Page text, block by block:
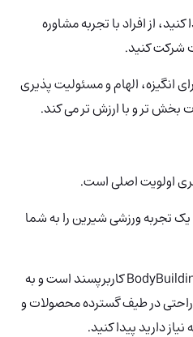
از افراد با تجربه مشاوره
شرکت کنید.
انگیزه، الهام و مسئولیت پذیری
بخش تر و با ارزش تر می کند.
تجربه ورزشی شیرین را به شما
کاربرپسند است و به
در طیف گسترده محصولات و
دارید پیدا کنید.